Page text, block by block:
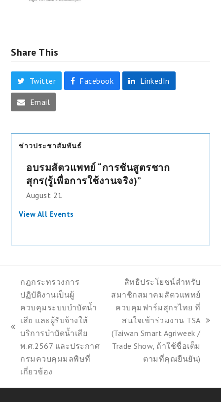
Share This
Twitter Facebook LinkedIn
Email
ข่าวประชาสัมพันธ์
อบรมสัตวแพทย์ “การชันสูตรชาก
สุกร(รู้เพื่อการใช้งานจริง)”
August 21
View All Events
previous
post:
กฎกระทรวงการ
ปฏิบัติงานเป็นผู้
ควบคุมระบบบำบัดน้ำ
เสีย และผู้รับจ้างให้
บริการบำบัดน้ำเสีย
พ.ศ.2567 และประกาศ
กรมควบคุมมลพิษที่
เกี่ยวข้อง
next
post:
สิทธิประโยชน์สำหรับ
สมาชิกสมาคมสัตวแพทย์
ควบคุมฟาร์มสุกรไทย ที่
สนใจเข้าร่วมงาน TSA
(Taiwan Smart Agriweek /
Trade Show, ถ้าใช้ชื่อเต็ม
ตามที่คุณยืนยัน)